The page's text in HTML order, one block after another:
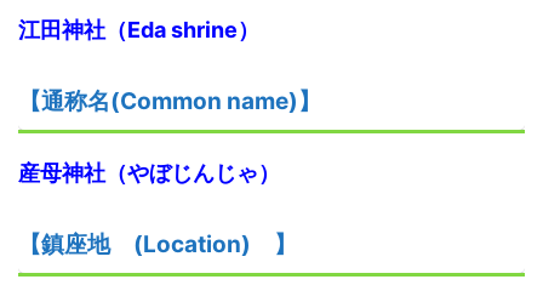
江田神社（Eda shrine）
【通称名(Common name) 】
産母神社 （やぼじんじゃ）
【鎮座地 (Location) 】